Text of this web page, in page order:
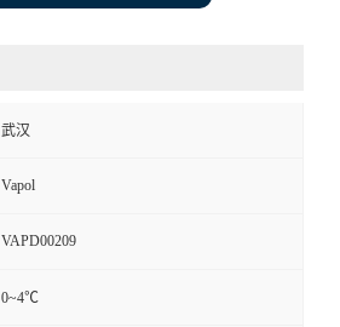
武汉
Vapol
VAPD00209
0~4℃